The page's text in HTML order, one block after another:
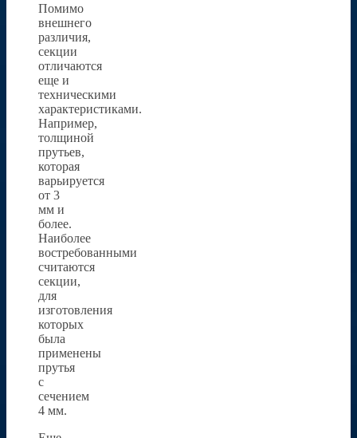
Помимо
внешнего
различия,
секции
отличаются
еще и
техническими
характеристиками.
Например,
толщиной
прутьев,
которая
варьируется
от 3
мм и
более.
Наиболее
востребованными
считаются
секции,
для
изготовления
которых
была
применены
прутья
с
сечением
4 мм.